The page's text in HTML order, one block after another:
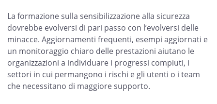
La formazione sulla sensibilizzazione alla sicurezza
dovrebbe evolversi di pari passo con l’evolversi delle
minacce. Aggiornamenti frequenti, esempi aggiornati e
un monitoraggio chiaro delle prestazioni aiutano le
organizzazioni a individuare i progressi compiuti, i
settori in cui permangono i rischi e gli utenti o i team
che necessitano di maggiore supporto.